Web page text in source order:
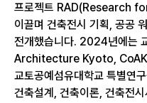
프로젝트 RAD(Research
이끌며 건축전시 기획, 공공
전개했습니다. 2024년에는
Architecture Kyoto, CoAK)
교토공예섬유대학교 특별연
건축설계, 건축이론, 건축전